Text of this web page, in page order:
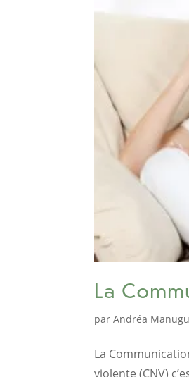
La
parAndréa
La
violente (CNV)